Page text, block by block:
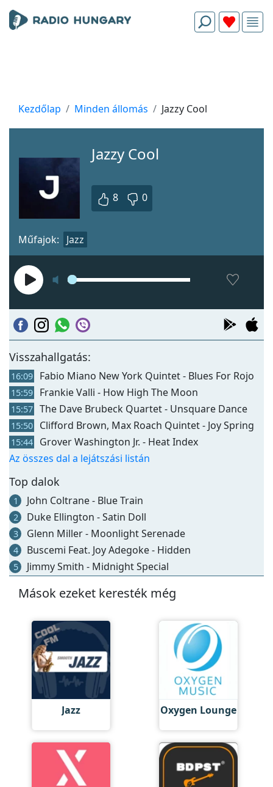
Kezdőlap Minden állomás Jazzy Cool
Jazzy Cool
8 0
Műfajok: Jazz
Visszahallgatás:
16:09 Fabio Miano New York Quintet - Blues For Rojo
15:59 Frankie Valli - How High The Moon
15:57 The Dave Brubeck Quartet - Unsquare Dance
15:50 Clifford Brown, Max Roach Quintet - Joy Spring
15:44
Grover Washington Jr. - Heat Index
Az összes dal a lejátszási listán
Top dalok
1 John Coltrane - Blue Train
2 Duke Ellington - Satin Doll
3 Glenn Miller - Moonlight Serenade
4 Buscemi Feat. Joy Adegoke - Hidden
5 Jimmy Smith - Midnight Special
Mások ezeket keresték még
Jazz Oxygen Lounge